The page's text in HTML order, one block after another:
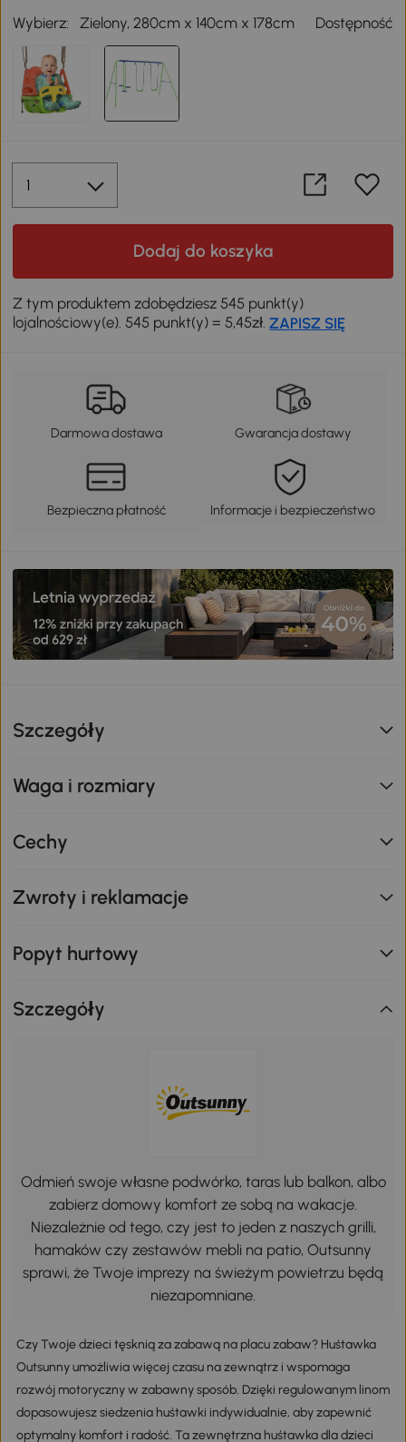
Wybierz: Zielony, 280cm x 140cm x 178cm Dostępność
Dodaj do koszyka
Z tym produktem zdobędziesz 545 punkt(y)
lojalnościowy(e). 545 punkt(y) = 5,45zł.ZAPISZ SIĘ
Darmowa dostawa Gwarancja dostawy
Bezpieczna płatność Informacje i bezpieczeństwo
Szczegóły
Waga i rozmiary
Cechy
Zwroty i reklamacje
Popyt hurtowy
Szczegóły
Odmień swoje własne podwórko, taras lub balkon, albo
zabierz domowy komfort ze sobą na wakacje.
Niezależnie od tego, czy jest to jeden z naszych grilli,
hamaków czy zestawów mebli na patio, Outsunny
sprawi, że Twoje imprezy na świeżym powietrzu będą
niezapomniane.
Czy Twoje dzieci tęsknią za zabawą na placu zabaw? Huśtawka
Outsunny umożliwia więcej czasu na zewnątrz i wspomaga
rozwój motoryczny w zabawny sposób. Dzięki regulowanym linom
dopasowujesz siedzenia huśtawki indywidualnie, aby zapewnić
optymalny komfort i radość. Ta zewnętrzna huśtawka dla dzieci